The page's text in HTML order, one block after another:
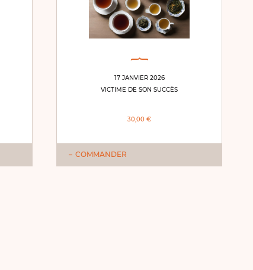
17 JANVIER 2026
VICTIME DE SON SUCCÈS
30,00 €
COMMANDER